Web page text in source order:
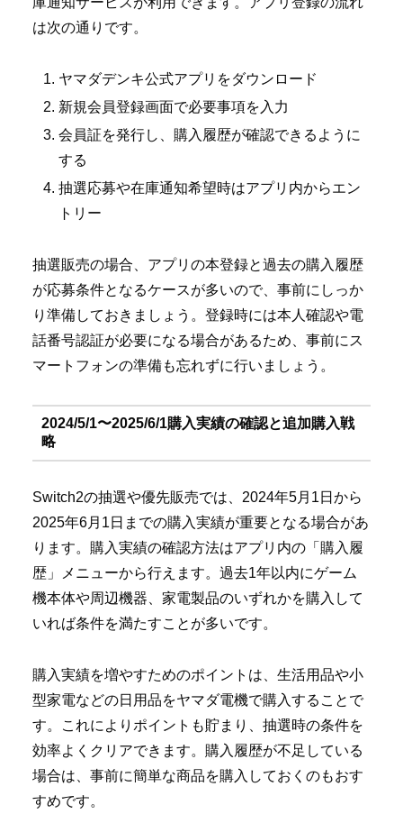
は次の通りです。
ヤマダデンキ公式アプリをダウンロード
新規会員登録画面で必要事項を入力
会員証を発行し、購入履歴が確認できるように
する
抽選応募や在庫通知希望時はアプリ内からエン
トリー
抽選販売の場合、アプリの本登録と過去の購入履歴
が応募条件となるケースが多いので、事前にしっか
り準備しておきましょう。登録時には本人確認や電
話番号認証が必要になる場合があるため、事前にス
マートフォンの準備も忘れずに行いましょう。
2024/5/1〜2025/6/1購入実績の確認と追加購入戦
略
Switch2の抽選や優先販売では、2024年5月1日から
2025年6月1日までの購入実績が重要となる場合があ
ります。購入実績の確認方法はアプリ内の「購入履
歴」メニューから行えます。過去1年以内にゲーム
機本体や周辺機器、家電製品のいずれかを購入して
いれば条件を満たすことが多いです。
購入実績を増やすためのポイントは、生活用品や小
型家電などの日用品をヤマダ電機で購入することで
す。これによりポイントも貯まり、抽選時の条件を
効率よくクリアできます。購入履歴が不足している
場合は、事前に簡単な商品を購入しておくのもおす
すめです。